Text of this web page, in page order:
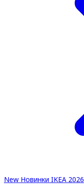
New Новинки IKEA 2026